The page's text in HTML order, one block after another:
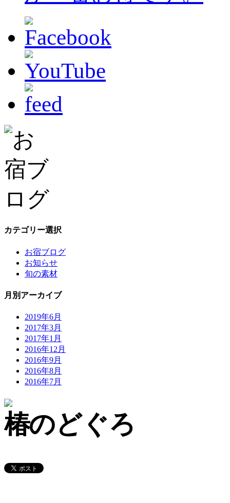
カテゴリー選択
お宿ブログ
お知らせ
旬の素材
月別アーカイブ
2019年6月
2017年3月
2017年1月
2016年12月
2016年9月
2016年8月
2016年7月
のどぐろ